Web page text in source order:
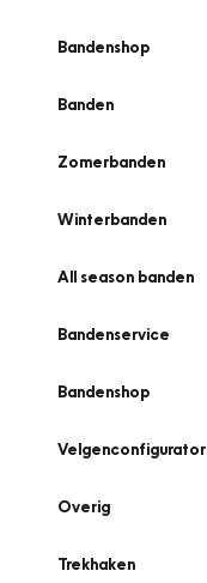
Bandenshop
Banden
Zomerbanden
Winterbanden
All season banden
Bandenservice
Bandenshop
Velgenconfigurator
Overig
Trekhaken